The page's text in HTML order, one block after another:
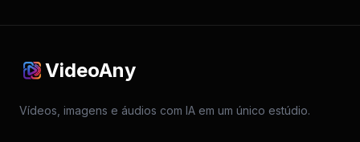
VideoAny
Vídeos, imagens e áudios com IA em um único estúdio.